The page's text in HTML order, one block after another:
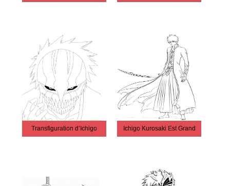
Transfiguration d’Ichigo Ichigo Kurosaki Est Grand